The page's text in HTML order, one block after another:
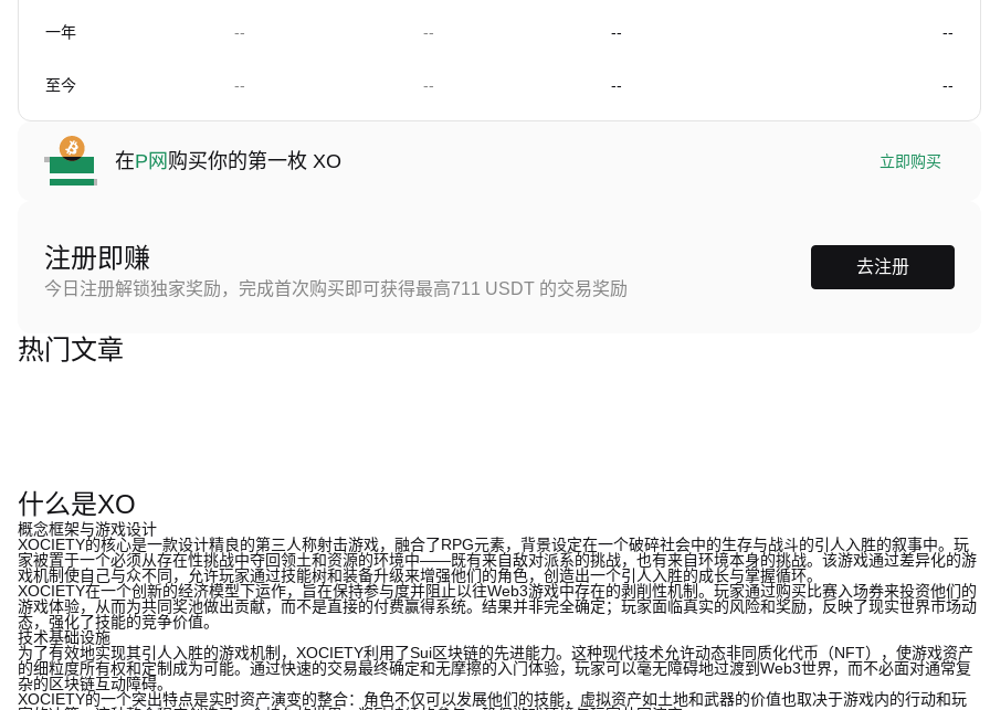
一年 -- -- -- --
至今 -- -- -- --
在P网 购买你的第一枚 XO 立即购买
注册即赚
今日注册解锁独家奖励，完成首次购买即可获得最高711 USDT 的交易奖励
去注册
热门文章
什么是XO
概念框架与游戏设计
XOCIETY的核心是一款设计精良的第三人称射击游戏，融合了RPG元素，背景设定在一个破碎社会中的生存与战斗的引人入胜的叙事中。玩
家被置于一个必须从存在性挑战中夺回领土和资源的环境中——既有来自敌对派系的挑战，也有来自环境本身的挑战。该游戏通过差异化的游
戏机制使自己与众不同，允许玩家通过技能树和装备升级来增强他们的角色，创造出一个引人入胜的成长与掌握循环。
XOCIETY在一个创新的经济模型下运作，旨在保持参与度并阻止以往Web3游戏中存在的剥削性机制。玩家通过购买比赛入场券来投资他们的
游戏体验，从而为共同奖池做出贡献，而不是直接的付费赢得系统。结果并非完全确定；玩家面临真实的风险和奖励，反映了现实世界市场动
态，强化了技能的竞争价值。
技术基础设施
为了有效地实现其引人入胜的游戏机制，XOCIETY利用了Sui区块链的先进能力。这种现代技术允许动态非同质化代币（NFT），使游戏资产
的细粒度所有权和定制成为可能。通过快速的交易最终确定和无摩擦的入门体验，玩家可以毫无障碍地过渡到Web3世界，而不必面对通常复
杂的区块链互动障碍。
XOCIETY的一个突出特点是实时资产演变的整合：角色不仅可以发展他们的技能，虚拟资产如土地和武器的价值也取决于游戏内的行动和玩